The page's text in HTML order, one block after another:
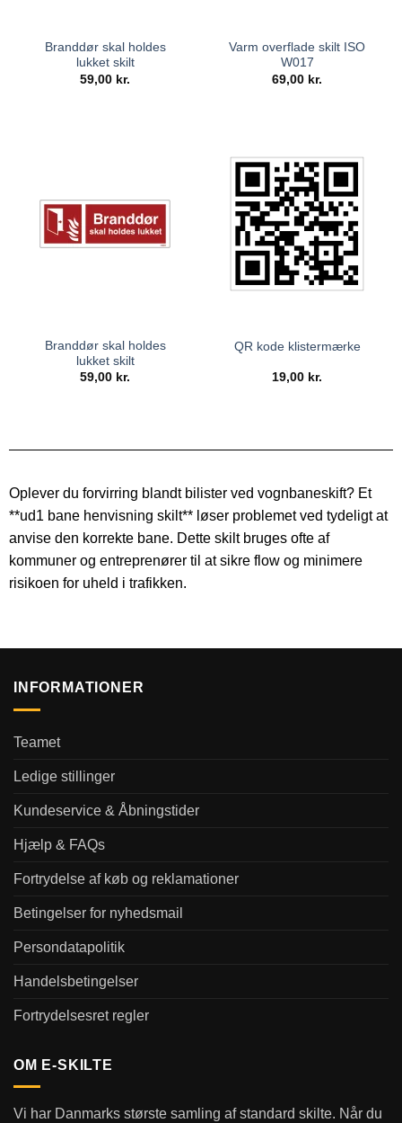
Branddør skal holdes
lukket skilt
59,00 kr.
Varm overflade skilt ISO
W017
69,00 kr.
Branddør skal holdes
lukket skilt
59,00 kr.
QR kode klistermærke
19,00 kr.
Oplever du forvirring blandt bilister ved vognbaneskift? Et
**ud1 bane henvisning skilt** løser problemet ved tydeligt at
anvise den korrekte bane. Dette skilt bruges ofte af
kommuner og entreprenører til at sikre flow og minimere
risikoen for uheld i trafikken.
INFORMATIONER
Teamet
Ledige stillinger
Kundeservice & Åbningstider
Hjælp & FAQs
Fortrydelse af køb og reklamationer
Betingelser for nyhedsmail
Persondatapolitik
Handelsbetingelser
Fortrydelsesret regler
OM E-SKILTE
Vi har Danmarks største samling af standard skilte. Når du